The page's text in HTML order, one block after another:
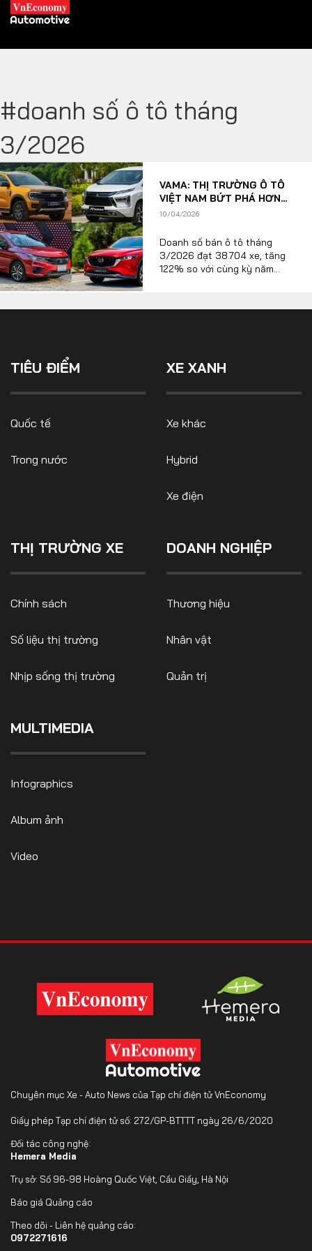
Trang chủ
Tiêu điểm
XE XANH
Hybrid
Xe điện
THỊ TRƯỜNG XE DOANH NGHIỆP
Album ảnh
HÃNG XE
DÒNG XE
ngocvu.vneconomy@gmail.com
#doanh số ô tô tháng
3/2026
VAMA: THỊ TRƯỜNG Ô TÔ
VIỆT NAM BỨT PHÁ HƠN
100% TRONG THÁNG
10/04/2026
Doanh số bán ô tô tháng
3/2026 đạt 38.704 xe, tăng
122% so với cùng kỳ năm
Việt Nam.
TIÊU ĐIỂM
Quốc tế
Trong nước
XE XANH
Xe khác
Hybrid
Xe điện
THỊ TRƯỜNG XE
Chính sách
Số liệu thị trường
Nhịp sống thị trường
DOANH NGHIỆP
Thương hiệu
Nhân vật
Quản trị
MULTIMEDIA
Infographics
Album ảnh
Video
Chuyên mục Xe - Auto News của Tạp chí điện tử VnEconomy
Giấy phép Tạp chí điện tử số: 272/GP-BTTTT ngày 26/6/2020
Đối tác công nghệ:
Hemera Media
Trụ sở: Số 96-98 Hoàng Quốc Việt, Cầu Giấy, Hà Nội
Báo giá Quảng cáo
Theo dõi - Liên hệ quảng cáo:
0972271616